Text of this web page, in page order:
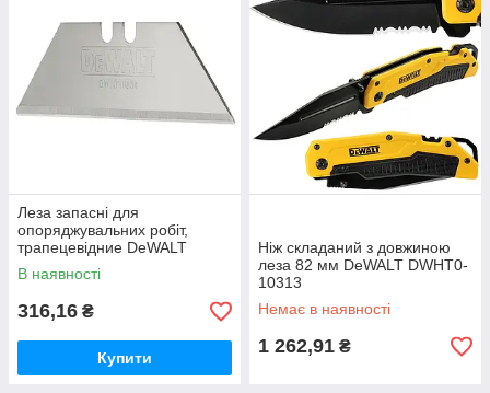
Леза запасні для
опоряджувальних робіт,
трапецевідние DeWALT
DWHT11004-2 (10 шт,
50х19х0.45 мм)
В наявності
316,16 ₴
Купити
Ніж складаний з довжиною
леза 82 мм DeWALT DWHT0-
10313
Немає в наявності
1 262,91 ₴